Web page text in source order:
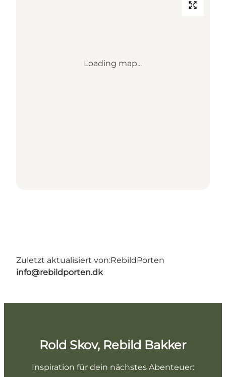
Loading map...
Zuletzt aktualisiert von:RebildPorten
info@rebildporten.dk
Rold Skov, Rebild Bakker
Inspiration für dein nächstes Abenteuer: